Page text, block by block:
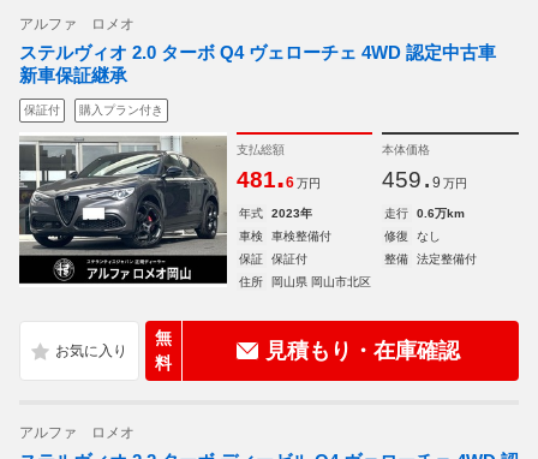
アルファ ロメオ
ステルヴィオ 2.0 ターボ Q4 ヴェローチェ 4WD 認定中古車
新車保証継承
保証付 購入プラン付き
支払総額
481.6 万円
本体価格
459. 9 万円
年式 2023年 走行
0.6万km
車検
車検整備付 修復
なし
保証
保証付 整備
法定整備付
住所
岡山県 岡山市北区
無
料
見積もり・在庫確認
アルファ ロメオ